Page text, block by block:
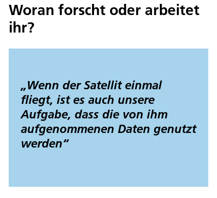
Woran forscht oder arbeitet
ihr?
„Wenn der Satellit einmal
fliegt, ist es auch unsere
Aufgabe, dass die von ihm
aufgenommenen Daten genutzt
werden“